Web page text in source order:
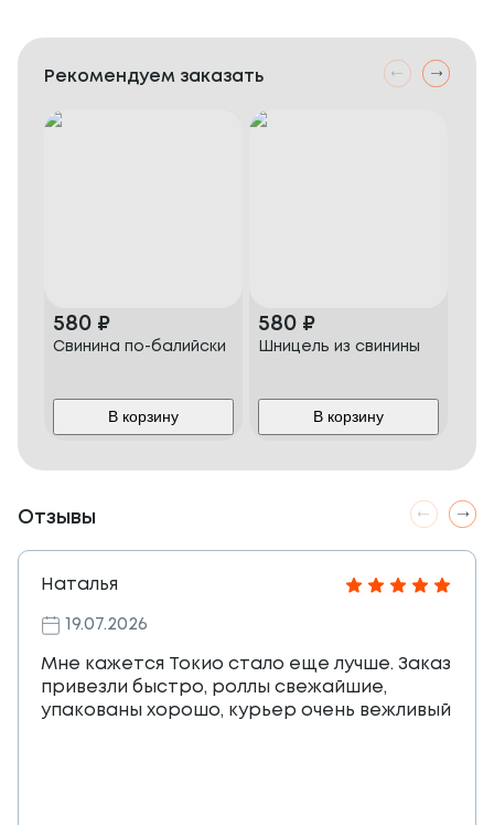
Рекомендуем заказать
580 ₽
Свинина по-балийски
В корзину
580 ₽
Шницель из свинины
В корзину
Отзывы
Наталья
19.07.2026
Мне кажется Токио стало еще лучше. Заказ
привезли быстро, роллы свежайшие,
упакованы хорошо, курьер очень вежливый